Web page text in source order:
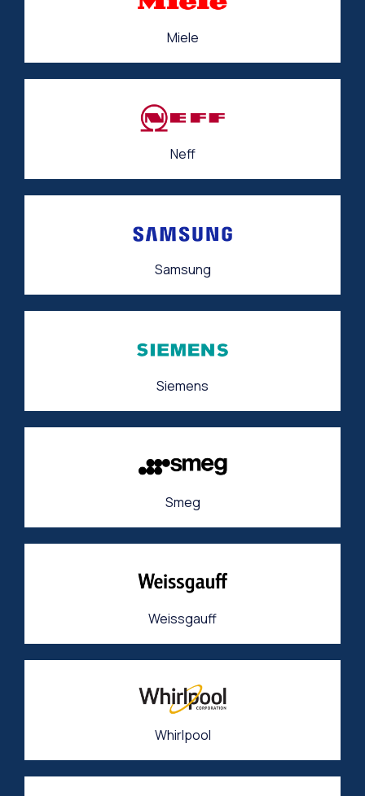
Miele
Neff
Samsung
Siemens
Smeg
Weissgauff
Whirlpool